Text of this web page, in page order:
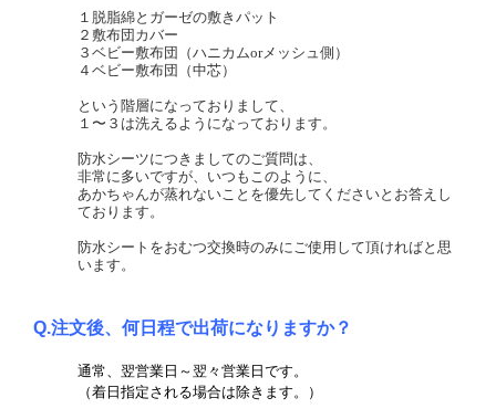
１脱脂綿とガーゼの敷きパット
２敷布団カバー
３ベビー敷布団（ハニカムorメッシュ側）
４ベビー敷布団（中芯）
という階層になっておりまして、
１〜３は洗えるようになっております。
防水シーツにつきましてのご質問は、
非常に多いですが、いつもこのように、
あかちゃんが蒸れないことを優先してくださいとお答えし
ております。
防水シートをおむつ交換時のみにご使用して頂ければと思
います。
Q.注文後、何日程で出荷になりますか？
通常、翌営業日～翌々営業日です。
（着日指定される場合は除きます。）